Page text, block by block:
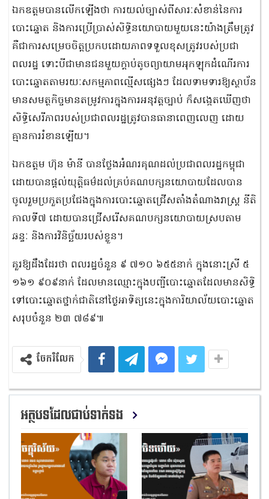
ឯកឧត្តមបានលើកឡើងថា ការយល់ច្បាស់ពីសារៈសំខាន់នៃការ
បោះឆ្នោត និងការប្រើប្រាស់សិទ្ធិនយោបាយមួយនេះយ៉ាងត្រឹមត្រូវ
គឺជាការសម្រេចចិត្តប្រកបដោយភាពទទួលខុសត្រូវរបស់ប្រជា
ពលរដ្ឋ ទោះបីជាមានជនមួយក្តាប់តូចព្យាយាមអុកឡុកដំណើរការ
បោះឆ្នោតតាមរយៈសកម្មភាពល្មើសផ្សេងៗ ដែលទាមទារឱ្យស្ថាប័ន
មានសមត្ថកិច្ចមានតម្រូវការក្នុងការអនុវត្តច្បាប់ ក៏សង្កេតឃើញថា
សិទ្ធិសេរីភាពរបស់ប្រជាពលរដ្ឋត្រូវបានធានាពេញលេញ ដោយ
គ្មានការរំខានឡើយ។
ឯកឧត្តម ហ៊ុន ម៉ានី បានថ្លែងអំណរគុណដល់ប្រជាពលរដ្ឋកម្ពុជា
ដោយបានផ្តល់យុត្តិធម៌ដល់គ្រប់គណបក្សនយោបាយដែលបាន
ចូលរួមប្រកួតប្រជែងក្នុងការបោះឆ្នោតជ្រើសតាំងតំណាងរាស្រ្ត នីតិ
កាលទី៧ ដោយបានជ្រើសរើសគណបក្សនយោបាយស្របតាម
ឆន្ទៈ និងការវិនិច្ឆ័យរបស់ខ្លួន។
គួរឱ្យដឹងដែរថា ពលរដ្ឋចំនួន ៩ ៧១០ ៦៥៥នាក់ ក្នុងនោះស្រី ៥
១៦១ ៩០៩នាក់ ដែលមានឈ្មោះក្នុងបញ្ជីបោះឆ្នោតដែលមានសិទ្ធិ
ទៅបោះឆ្នោតថ្នាក់ជាតិនៅថ្ងៃអាទិត្យនេះក្នុងការិយាល័យបោះឆ្នោត
សរុបចំនួន ២៣ ៧៨៩៕
ចែករំលែក
អត្ថបទដែលជាប់ទាក់ទង